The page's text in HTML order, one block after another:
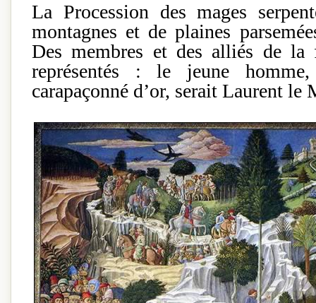
La Procession des mages
montagnes et de plaines
Des membres et des alliés de
représentés : le jeune
carapaçonné d’or, serait Laurent le